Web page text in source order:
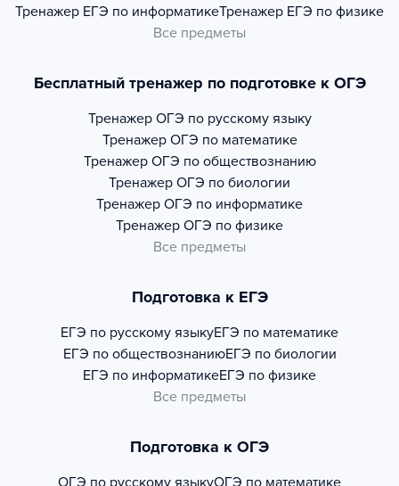
Тренажер ЕГЭ по информатикеТренажер ЕГЭ по физике
Все предметы
Бесплатный тренажер по подготовке к ОГЭ
Тренажер ОГЭ по русскому языку
Тренажер ОГЭ по математике
Тренажер ОГЭ по обществознанию
Тренажер ОГЭ по биологии
Тренажер ОГЭ по информатике
Тренажер ОГЭ по физике
Все предметы
Подготовка к ЕГЭ
ЕГЭ по русскому языкуЕГЭ по математике
ЕГЭ по обществознаниюЕГЭ по биологии
ЕГЭ по информатикеЕГЭ по физике
Все предметы
Подготовка к ОГЭ
ОГЭ по русскому языкуОГЭ по математике